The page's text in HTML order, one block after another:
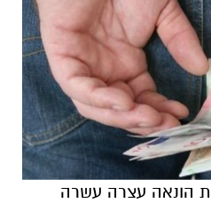
הונאה עצרה עשרה